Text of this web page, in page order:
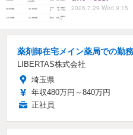
2026.7.29 Wed 9:15
薬剤師在宅メイン薬局での勤
LIBERTAS株式会社
埼玉県
年収480万円～840万円
正社員